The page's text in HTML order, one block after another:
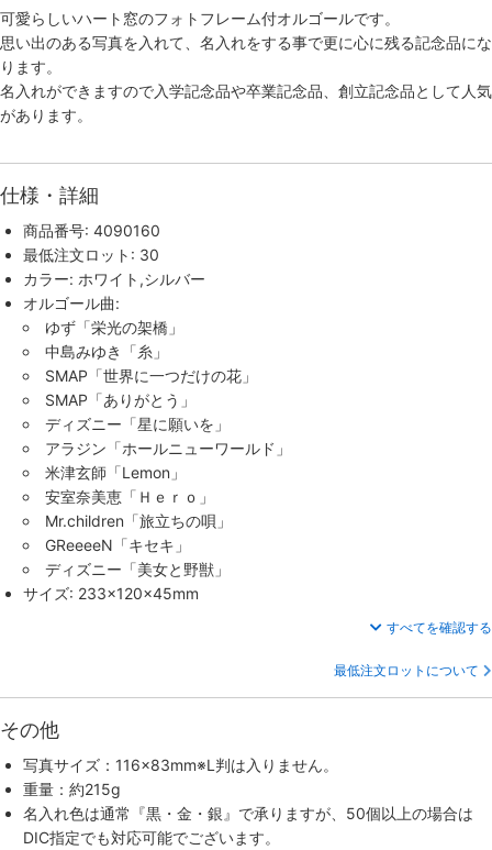
可愛らしいハート窓のフォトフレーム付オルゴールです。
思い出のある写真を入れて、名入れをする事で更に心に残る記念品にな
ります。
名入れができますので入学記念品や卒業記念品、創立記念品として人気
があります。
仕様・詳細
商品番号: 4090160
最低注文ロット: 30
カラー: ホワイト,シルバー
オルゴール曲:
ゆず「栄光の架橋」
中島みゆき「糸」
SMAP「世界に一つだけの花」
SMAP「ありがとう」
ディズニー「星に願いを」
アラジン「ホールニューワールド」
米津玄師「Lemon」
安室奈美恵「Ｈｅｒｏ」
Mr.children「旅立ちの唄」
GReeeeN「キセキ」
ディズニー「美女と野獣」
サイズ: 233×120×45mm
すべてを確認する
最低注文ロットについて
その他
写真サイズ：116×83mm※L判は入りません。
重量：約215g
名入れ色は通常『黒・金・銀』で承りますが、50個以上の場合は
DIC指定でも対応可能でございます。